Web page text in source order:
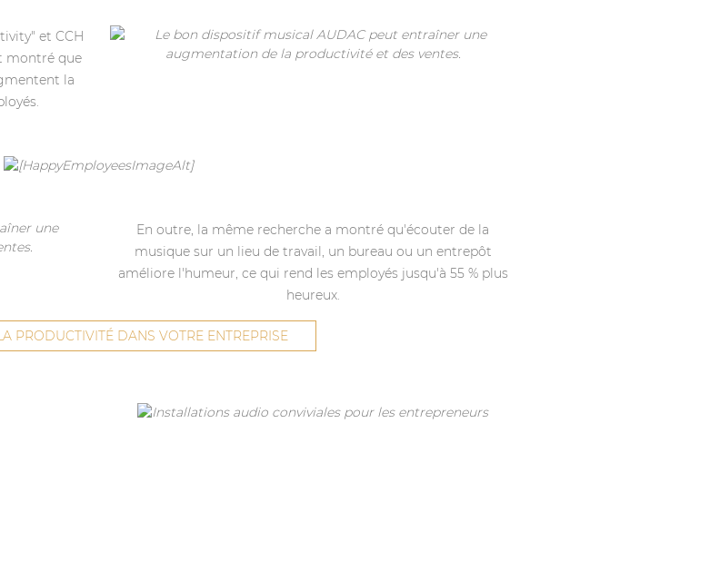
et CCH
montré que
la
En outre, la même recherche a montré qu'écouter de la
musique sur un lieu de travail, un bureau ou un entrepôt
améliore l'humeur, ce qui rend les employés jusqu'à 55 % plus
heureux.
PRODUCTIVITÉ DANS VOTRE ENTREPRISE